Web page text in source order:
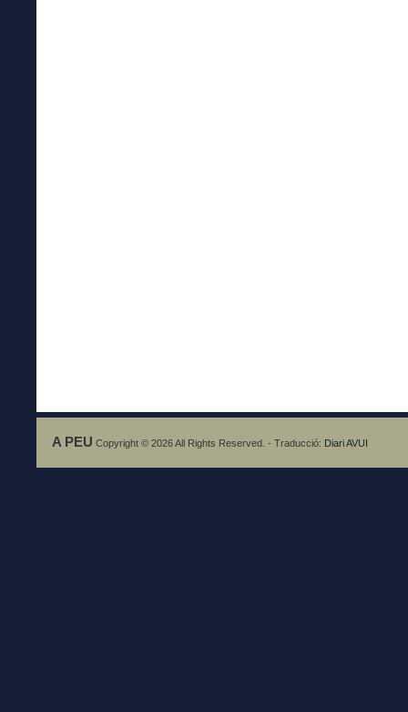
A PEU Copyright © 2026 All Rights Reserved. - Traducció: Diari AVUI